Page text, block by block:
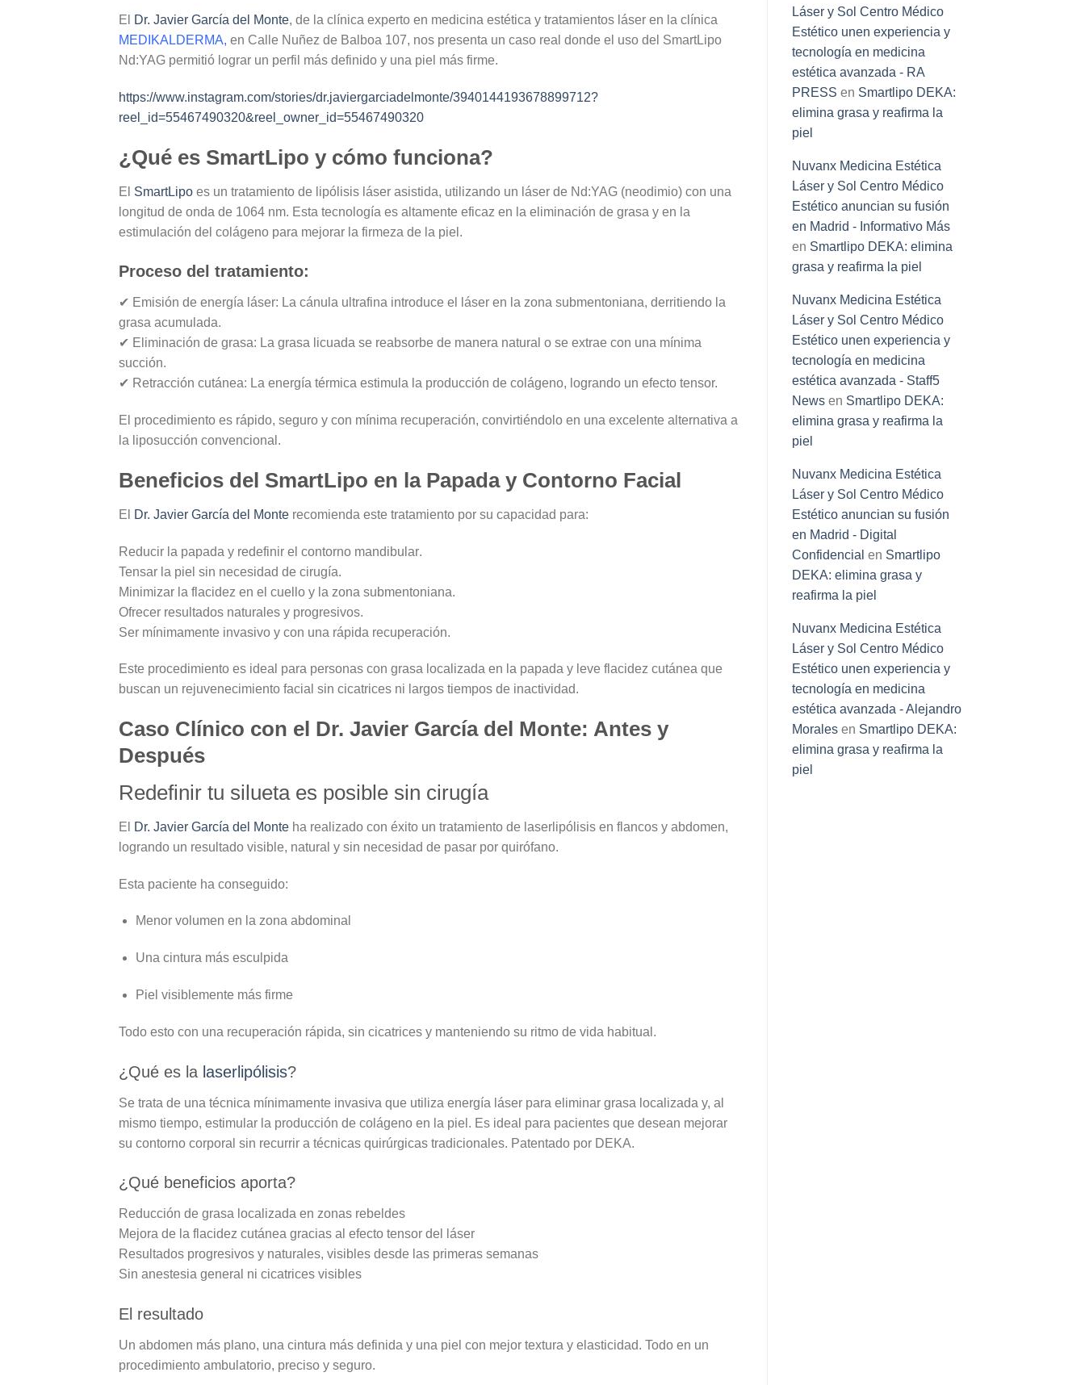
El Dr. Javier García del Monte, de la clínica experto en medicina estética y tratamientos láser en la clínica
MEDIKALDERMA, en Calle Nuñez de Balboa 107, nos presenta un caso real donde el uso del SmartLipo
Nd:YAG permitió lograr un perfil más definido y una piel más firme.
https://www.instagram.com/stories/dr.javiergarciadelmonte/3940144193678899712?
reel_id=55467490320&reel_owner_id=55467490320
¿Qué es SmartLipo y cómo funciona?
El SmartLipo es un tratamiento de lipólisis láser asistida, utilizando un láser de Nd:YAG (neodimio) con una
longitud de onda de 1064 nm. Esta tecnología es altamente eficaz en la eliminación de grasa y en la
estimulación del colágeno para mejorar la firmeza de la piel.
Proceso del tratamiento:
✔ Emisión de energía láser: La cánula ultrafina introduce el láser en la zona submentoniana, derritiendo la
grasa acumulada.
✔ Eliminación de grasa: La grasa licuada se reabsorbe de manera natural o se extrae con una mínima
succión.
✔ Retracción cutánea: La energía térmica estimula la producción de colágeno, logrando un efecto tensor.
El procedimiento es rápido, seguro y con mínima recuperación, convirtiéndolo en una excelente alternativa a
la liposucción convencional.
Beneficios del SmartLipo en la Papada y Contorno Facial
El Dr. Javier García del Monte recomienda este tratamiento por su capacidad para:
Reducir la papada y redefinir el contorno mandibular.
Tensar la piel sin necesidad de cirugía.
Minimizar la flacidez en el cuello y la zona submentoniana.
Ofrecer resultados naturales y progresivos.
Ser mínimamente invasivo y con una rápida recuperación.
Este procedimiento es ideal para personas con grasa localizada en la papada y leve flacidez cutánea que
buscan un rejuvenecimiento facial sin cicatrices ni largos tiempos de inactividad.
Caso Clínico con el Dr. Javier García del Monte: Antes y
Después
Redefinir tu silueta es posible sin cirugía
El Dr. Javier García del Monte ha realizado con éxito un tratamiento de laserlipólisis en flancos y abdomen,
logrando un resultado visible, natural y sin necesidad de pasar por quirófano.
Esta paciente ha conseguido:
Menor volumen en la zona abdominal
Una cintura más esculpida
Piel visiblemente más firme
Todo esto con una recuperación rápida, sin cicatrices y manteniendo su ritmo de vida habitual.
¿Qué es la laserlipólisis?
Se trata de una técnica mínimamente invasiva que utiliza energía láser para eliminar grasa localizada y, al
mismo tiempo, estimular la producción de colágeno en la piel. Es ideal para pacientes que desean mejorar
su contorno corporal sin recurrir a técnicas quirúrgicas tradicionales. Patentado por DEKA.
¿Qué beneficios aporta?
Reducción de grasa localizada en zonas rebeldes
Mejora de la flacidez cutánea gracias al efecto tensor del láser
Resultados progresivos y naturales, visibles desde las primeras semanas
Sin anestesia general ni cicatrices visibles
El resultado
Un abdomen más plano, una cintura más definida y una piel con mejor textura y elasticidad. Todo en un
procedimiento ambulatorio, preciso y seguro.
Láser y Sol Centro Médico
Estético unen experiencia y
tecnología en medicina
estética avanzada - RA
PRESS en Smartlipo DEKA:
elimina grasa y reafirma la
piel
Nuvanx Medicina Estética
Láser y Sol Centro Médico
Estético anuncian su fusión
en Madrid - Informativo Más
en Smartlipo DEKA: elimina
grasa y reafirma la piel
Nuvanx Medicina Estética
Láser y Sol Centro Médico
Estético unen experiencia y
tecnología en medicina
estética avanzada - Staff5
Newsen Smartlipo DEKA:
elimina grasa y reafirma la
piel
Nuvanx Medicina Estética
Láser y Sol Centro Médico
Estético anuncian su fusión
en Madrid - Digital
Confidencial en Smartlipo
DEKA: elimina grasa y
reafirma la piel
Nuvanx Medicina Estética
Láser y Sol Centro Médico
Estético unen experiencia y
tecnología en medicina
estética avanzada - Alejandro
Moralesen Smartlipo DEKA:
elimina grasa y reafirma la
piel